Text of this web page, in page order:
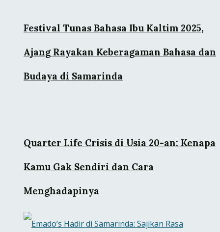
Festival Tunas Bahasa Ibu Kaltim 2025,
Ajang Rayakan Keberagaman Bahasa dan
Budaya di Samarinda
Quarter Life Crisis di Usia 20-an: Kenapa
Kamu Gak Sendiri dan Cara
Menghadapinya